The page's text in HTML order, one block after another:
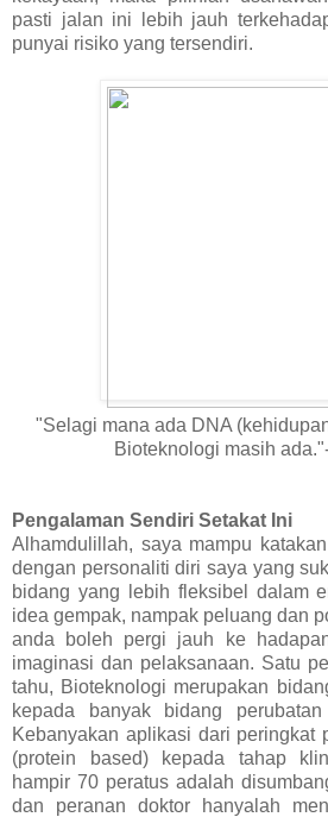
pasti jalan ini lebih jauh
punyai risiko yang tersendiri.
"Selagi mana ada DNA
Bioteknologi masih
Pengalaman Sendiri Setakat Ini
Alhamdulillah, saya mampu
dengan personaliti diri saya yang
bidang yang lebih fleksibel dalam
idea gempak, nampak peluang dan
anda boleh pergi jauh ke
imaginasi dan pelaksanaan. Satu
tahu, Bioteknologi merupakan
kepada banyak bidang
Kebanyakan aplikasi dari peringkat
(protein based) kepada tahap
hampir 70 peratus adalah
dan peranan doktor hanyalah